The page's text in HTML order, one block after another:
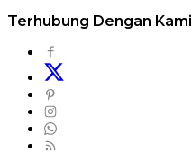
Terhubung Dengan Kami